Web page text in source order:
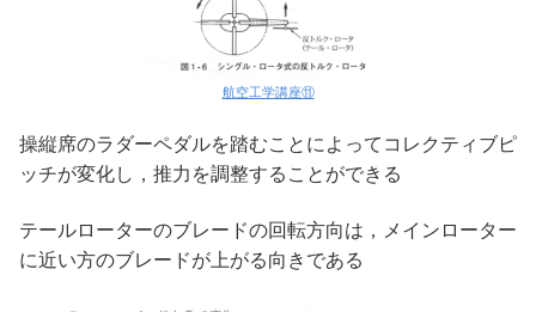
航空工学講座⑪
操縦席のラダーペダルを踏むことによってコレクティブピ
ッチが変化し，推力を調整することができる
テールローターのブレードの回転方向は，メインローター
に近い方のブレードが上がる向きである